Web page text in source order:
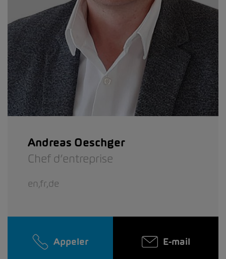
Andreas Oeschger
Chef d’entreprise
en,fr,de
Appeler E-mail